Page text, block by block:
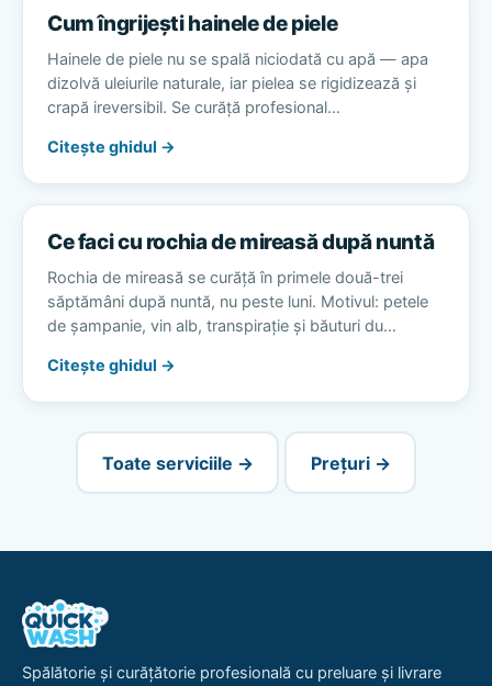
Cum îngrijești hainele de piele
Hainele de piele nu se spală niciodată cu apă — apa
dizolvă uleiurile naturale, iar pielea se rigidizează și
crapă ireversibil. Se curăță profesional…
Citește ghidul →
Ce faci cu rochia de mireasă după nuntă
Rochia de mireasă se curăță în primele două-trei
săptămâni după nuntă, nu peste luni. Motivul: petele
de șampanie, vin alb, transpirație și băuturi du…
Citește ghidul →
Toate serviciile → Prețuri →
Spălătorie și curățătorie profesională cu preluare și livrare